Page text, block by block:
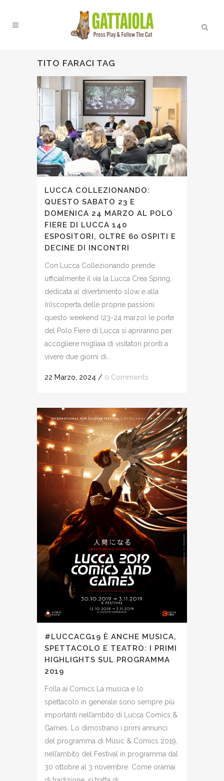
TITO FARACI TAG
LUCCA COLLEZIONANDO:
QUESTO SABATO 23 E
DOMENICA 24 MARZO AL POLO
FIERE DI LUCCA 140
ESPOSITORI, OLTRE 60 OSPITI E
DECINE DI INCONTRI
Con Lucca Collezionando prende
ufficialmente il via la Lucca Crea Spring,
dedicata al divertimento slow e alla
(ri)scoperta delle proprie passioni:
questo weekend (23-24 marzo) le porte
del Polo Fiere di Lucca si apriranno per
accogliere migliaia di visitatori pronti a
vivere due giorni di...
22 Marzo, 2024 / 0 Comments
#LUCCACG19 È ANCHE MUSICA,
SPETTACOLO E TEATRO: I PRIMI
HIGHLIGHTS SUL PROGRAMMA
2019
Folla ai Comics La musica e lo
spettacolo in generale sono sempre più
importanti nell’ambito di Lucca Comics &
Games. Lo dimostrano i primi annunci
del programma di Music & Comics 2019,
nell’ambito del Festival in programma dal
30 ottobre al 3 novembre. Come oramai